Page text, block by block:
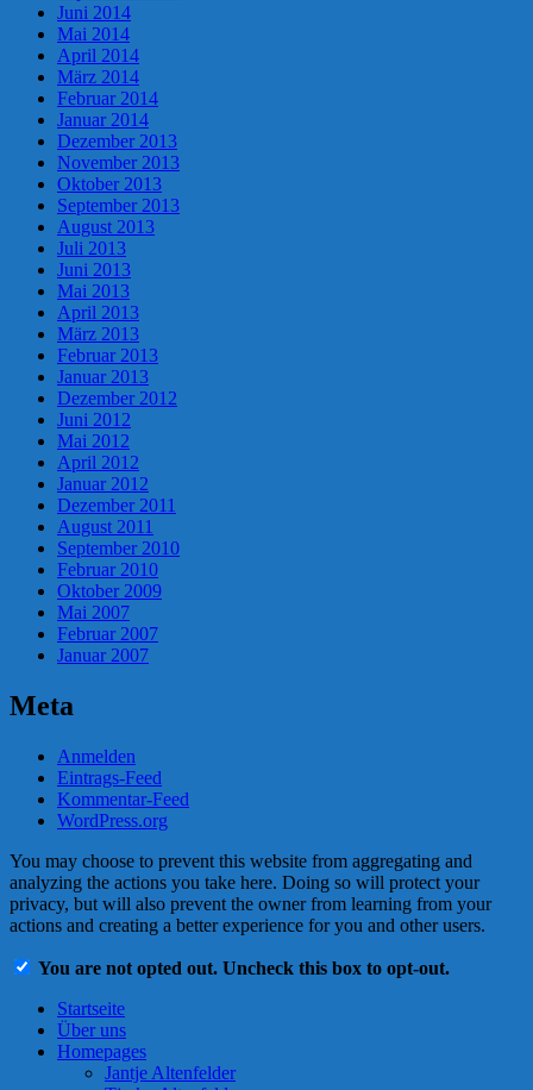
Juni 2014
Mai 2014
April 2014
März 2014
Februar 2014
Januar 2014
Dezember 2013
November 2013
Oktober 2013
September 2013
August 2013
Juli 2013
Juni 2013
Mai 2013
April 2013
März 2013
Februar 2013
Januar 2013
Dezember 2012
Juni 2012
Mai 2012
April 2012
Januar 2012
Dezember 2011
August 2011
September 2010
Februar 2010
Oktober 2009
Mai 2007
Februar 2007
Januar 2007
Meta
Anmelden
Eintrags-Feed
Kommentar-Feed
WordPress.org
You may choose to prevent this website from aggregating and
analyzing the actions you take here. Doing so will protect your
privacy, but will also prevent the owner from learning from your
actions and creating a better experience for you and other users.
You are not opted out. Uncheck this box to opt-out.
Startseite
Über uns
Homepages
Jantje Altenfelder